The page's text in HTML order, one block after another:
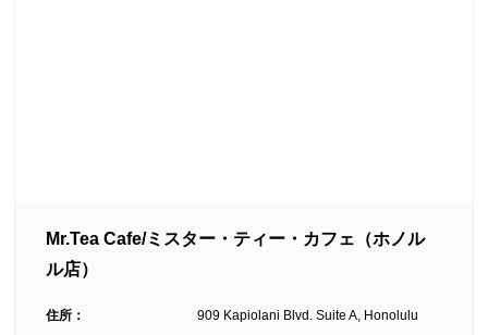
Mr.Tea Cafe/ミスター・ティー・カフェ（ホノル
ル店）
住所： 909 Kapiolani Blvd. Suite A, Honolulu